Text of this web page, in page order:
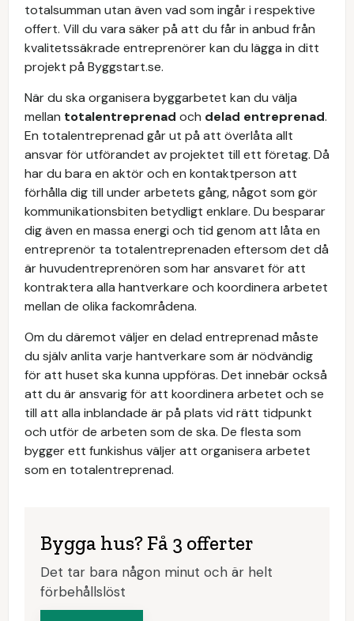
totalsumman utan även vad som ingår i respektive
offert. Vill du vara säker på att du får in anbud från
kvalitetssäkrade entreprenörer kan du lägga in ditt
projekt på Byggstart.se.
När du ska organisera byggarbetet kan du välja
mellan totalentreprenad och delad entreprenad.
En totalentreprenad går ut på att överlåta allt
ansvar för utförandet av projektet till ett företag. Då
har du bara en aktör och en kontaktperson att
förhålla dig till under arbetets gång, något som gör
kommunikationsbiten betydligt enklare. Du besparar
dig även en massa energi och tid genom att låta en
entreprenör ta totalentreprenaden eftersom det då
är huvudentreprenören som har ansvaret för att
kontraktera alla hantverkare och koordinera arbetet
mellan de olika fackområdena.
Om du däremot väljer en delad entreprenad måste
du själv anlita varje hantverkare som är nödvändig
för att huset ska kunna uppföras. Det innebär också
att du är ansvarig för att koordinera arbetet och se
till att alla inblandade är på plats vid rätt tidpunkt
och utför de arbeten som de ska. De flesta som
bygger ett funkishus väljer att organisera arbetet
som en totalentreprenad.
Bygga hus? Få 3 offerter
Det tar bara någon minut och är helt
förbehållslöst